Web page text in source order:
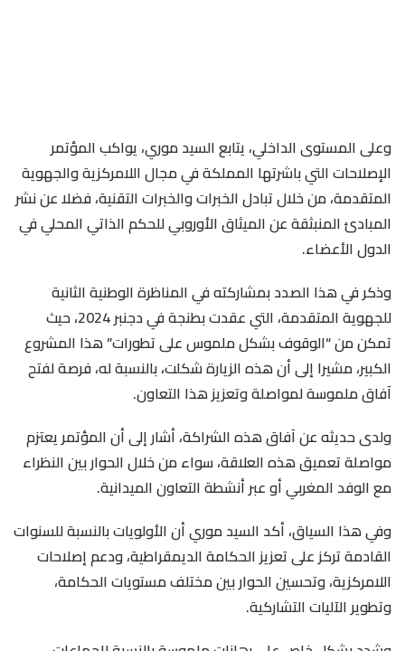
وعلى المستوى الداخلي، يتابع السيد موري، يواكب المؤتمر
الإصلاحات التي باشرتها المملكة في مجال اللامركزية والجهوية
المتقدمة، من خلال تبادل الخبرات والخبرات التقنية، فضلا عن نشر
المبادئ المنبثقة عن الميثاق الأوروبي للحكم الذاتي المحلي في
الدول الأعضاء.
وذكر في هذا الصدد بمشاركته في المناظرة الوطنية الثانية
للجهوية المتقدمة، التي عقدت بطنجة في دجنبر 2024، حيث
تمكن من “الوقوف بشكل ملموس على تطورات” هذا المشروع
الكبير، مشيرا إلى أن هذه الزيارة شكلت، بالنسبة له، فرصة لفتح
آفاق ملموسة لمواصلة وتعزيز هذا التعاون.
ولدى حديثه عن آفاق هذه الشراكة، أشار إلى أن المؤتمر يعتزم
مواصلة تعميق هذه العلاقة، سواء من خلال الحوار بين النظراء
مع الوفد المغربي أو عبر أنشطة التعاون الميدانية.
وفي هذا السياق، أكد السيد موري أن الأولويات بالنسبة للسنوات
القادمة تركز على تعزيز الحكامة الديمقراطية، ودعم إصلاحات
اللامركزية، وتحسين الحوار بين مختلف مستويات الحكامة،
وتطوير الآليات التشاركية.